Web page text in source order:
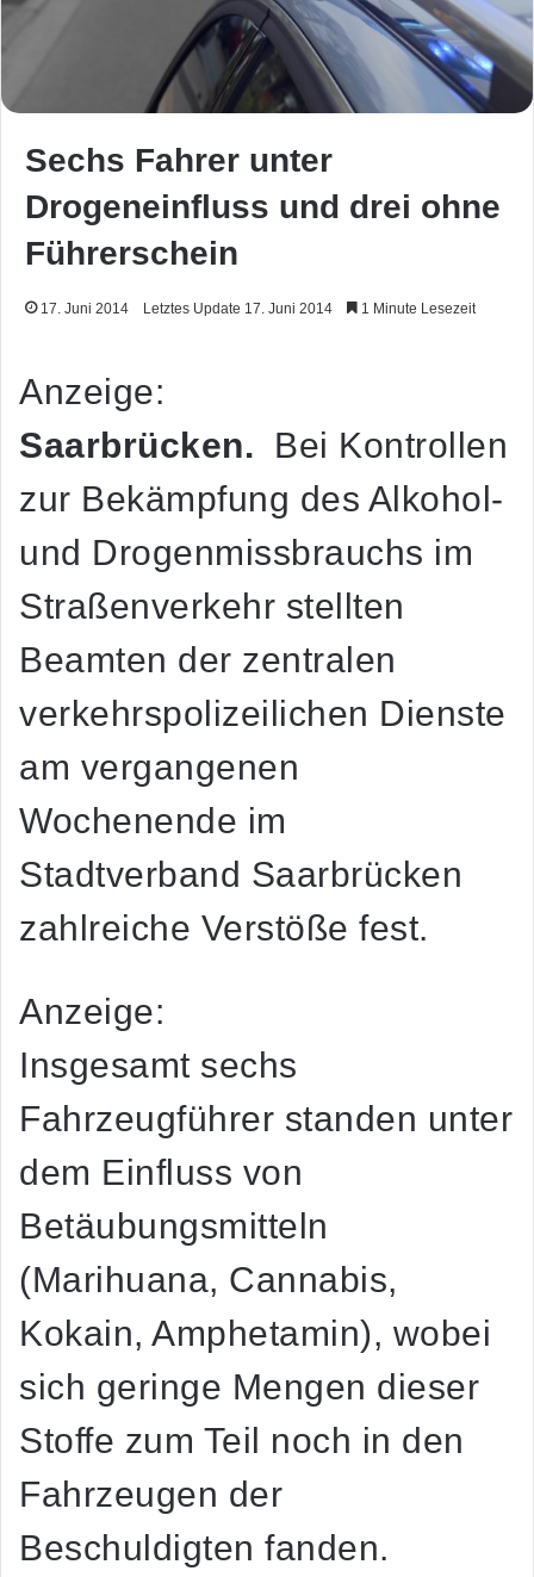
Sechs Fahrer unter
Drogeneinfluss und drei ohne
Führerschein
17. Juni 2014 Letztes Update 17. Juni 2014 1 Minute Lesezeit
Anzeige:
Saarbrücken.
Bei Kontrollen
zur Bekämpfung des Alkohol-
und Drogenmissbrauchs im
Straßenverkehr stellten
Beamten der zentralen
verkehrspolizeilichen Dienste
am vergangenen
Wochenende im
Stadtverband Saarbrücken
zahlreiche Verstöße fest.
Anzeige:
Insgesamt sechs
Fahrzeugführer standen unter
dem Einfluss von
Betäubungsmitteln
(Marihuana, Cannabis,
Kokain, Amphetamin), wobei
sich geringe Mengen dieser
Stoffe zum Teil noch in den
Fahrzeugen der
Beschuldigten fanden.